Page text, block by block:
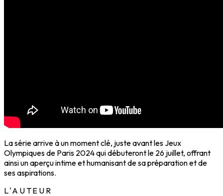
La série arrive à un moment clé, juste avant les Jeux
Olympiques de Paris 2024 qui débuteront le 26 juillet, offrant
ainsi un aperçu intime et humanisant de sa préparation et de
ses aspirations.
L'AUTEUR